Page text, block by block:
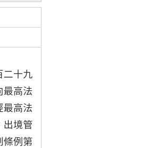
二十九
最高法
最高法
出境管
條例第